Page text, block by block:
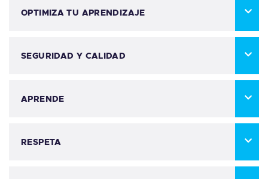
OPTIMIZA TU APRENDIZAJE
SEGURIDAD Y CALIDAD
APRENDE
RESPETA